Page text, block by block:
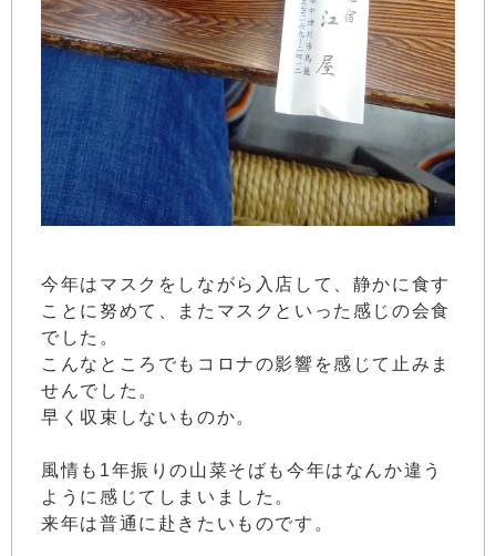
今年はマスクをしながら入店して、静かに食す
ことに努めて、またマスクといった感じの会食
でした。
こんなところでもコロナの影響を感じて止みま
せんでした。
早く収束しないものか。
風情も1年振りの山菜そばも今年はなんか違う
ように感じてしまいました。
来年は普通に赴きたいものです。